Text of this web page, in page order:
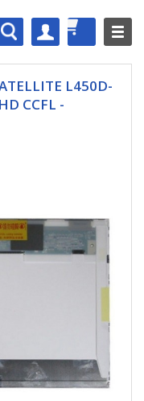
L450D-
CCFL -